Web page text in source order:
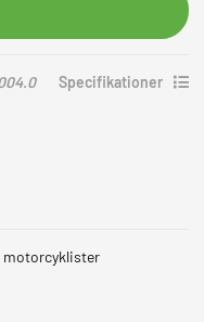
Singel
Specifikationer
motorcyklister